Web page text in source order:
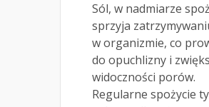
Sól, w nadmiarze
sprzyja
w organizmie, co
do opuchlizny i
widoczności porów.
Regularne spożycie